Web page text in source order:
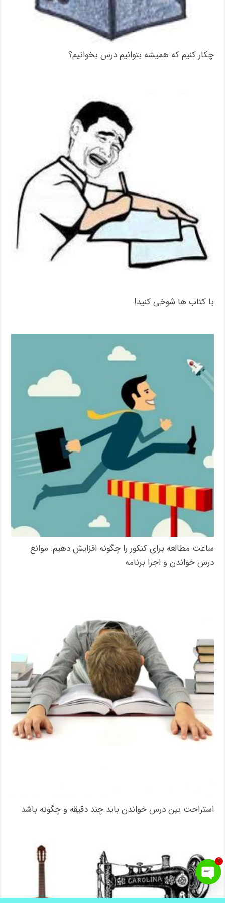
چکار کنیم که همیشه بتوانیم درس بخوانیم؟
با کتاب ها شوخی کنید!
ساعت مطالعه برای کنکور را چگونه افزایش دهیم: موانع
درس خواندن و اجرا برنامه
استراحت بین درس خواندن باید چند دقیقه و چگونه باشد
.برای رزرو مشاوره کنکور ماهانه یا سالانهاینجاکلیک کنید
Open
chaty
1